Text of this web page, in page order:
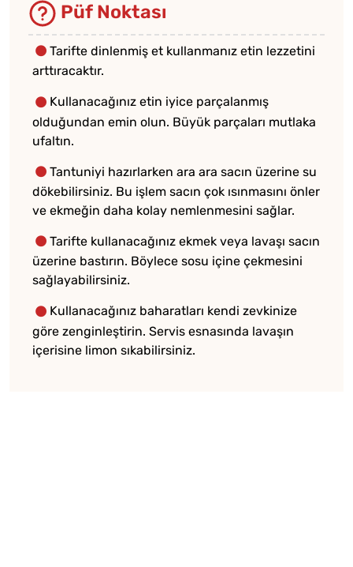
Püf Noktası
Tarifte dinlenmiş et kullanmanız etin lezzetini
arttıracaktır.
Kullanacağınız etin iyice parçalanmış
olduğundan emin olun. Büyük parçaları mutlaka
ufaltın.
Tantuniyi hazırlarken ara ara sacın üzerine su
dökebilirsiniz. Bu işlem sacın çok ısınmasını önler
ve ekmeğin daha kolay nemlenmesini sağlar.
Tarifte kullanacağınız ekmek veya lavaşı sacın
üzerine bastırın. Böylece sosu içine çekmesini
sağlayabilirsiniz.
Kullanacağınız baharatları kendi zevkinize
göre zenginleştirin. Servis esnasında lavaşın
içerisine limon sıkabilirsiniz.